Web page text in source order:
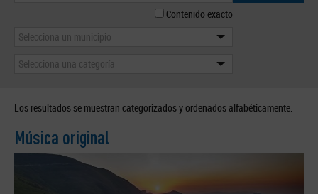
Contenido exacto
Selecciona un municipio
Selecciona una categoría
Los resultados se muestran categorizados y ordenados alfabéticamente.
Música original